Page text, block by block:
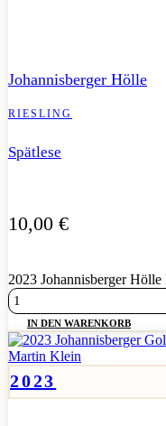
Johannisberger Hölle
RIESLING
Spätlese
10,00 €
2023 Johannisberger
IN DEN WARENKORB
2023